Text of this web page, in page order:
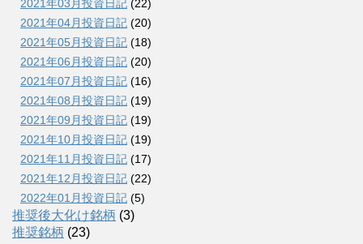
2021年03月投資日記 (22)
2021年04月投資日記 (20)
2021年05月投資日記 (18)
2021年06月投資日記 (20)
2021年07月投資日記 (16)
2021年08月投資日記 (19)
2021年09月投資日記 (19)
2021年10月投資日記 (19)
2021年11月投資日記 (17)
2021年12月投資日記 (22)
2022年01月投資日記 (5)
推奨後大化け銘柄 (3)
推奨銘柄 (23)